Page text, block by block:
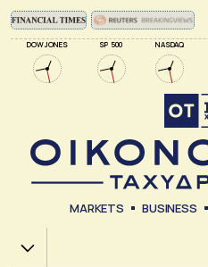
DOW JONES SP 500 NASDAQ
MARKETS BUSINESS
Χ.Α.